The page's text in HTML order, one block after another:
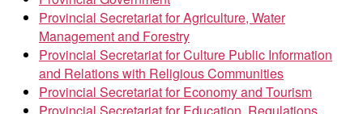
Provincial Secretariat for Agriculture, Water
Management and Forestry
Provincial Secretariat for Culture Public Information
and Relations with Religious Communities
Provincial Secretariat for Economy and Tourism